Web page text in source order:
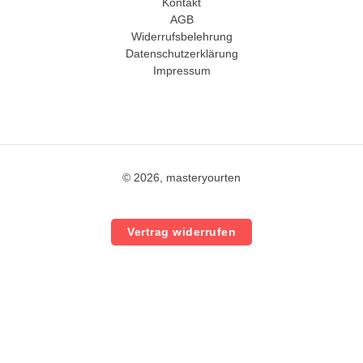
Kontakt
AGB
Widerrufsbelehrung
Datenschutzerklärung
Impressum
© 2026, masteryourten
Vertrag widerrufen